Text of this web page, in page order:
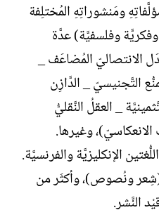
ومَنشوراتِهِ المُختلِفة
وفلسفيَّة) عدَّة
الانتصاليّ المُضاعَف _
التَّجنيسيّ _ الدَّازِن
_ العقلُ النَّقليُّ
وغيرها.
الإنكليزيَّة والفرنسيَّة.
ونُصوص)، وأكثَر من
النَّشر.